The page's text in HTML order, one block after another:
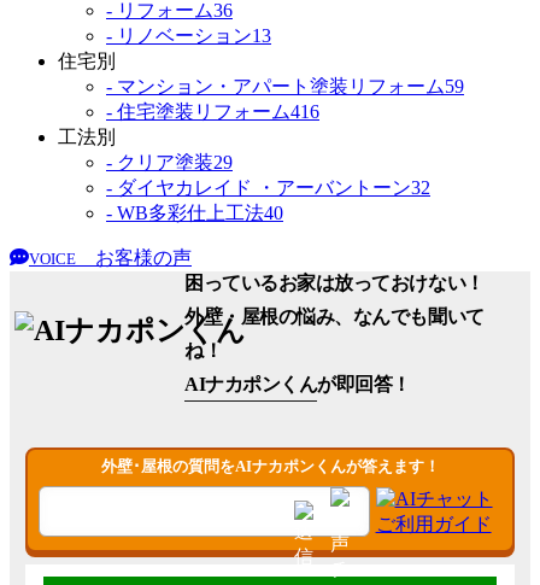
- リフォーム36
- リノベーション13
住宅別
- マンション・アパート塗装リフォーム59
- 住宅塗装リフォーム416
工法別
- クリア塗装29
- ダイヤカレイド ・アーバントーン32
- WB多彩仕上工法40
VOICE
お客様の声
困っているお家は放っておけない！
外壁・屋根の悩み、なんでも聞いて
ね！
AIナカポンくんが即回答！
外壁･屋根の質問をAIナカポンくんが答えます！